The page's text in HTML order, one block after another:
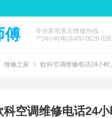
傅
专业家电售后维修热线
7*24小时电话400-0629-028
维修之家 欧科空调维修电话24小
科空调维修电话24